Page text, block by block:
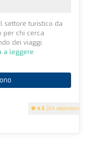
4.5 (64 recensioni)
settore turistico da
per chi cerca
dei viaggi.
a leggere